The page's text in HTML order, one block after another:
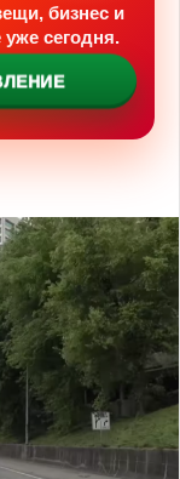
бизнес и
сегодня.